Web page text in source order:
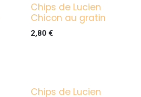
Chips de Lucien
Chicon au gratin
2,80€
Chips de Lucien